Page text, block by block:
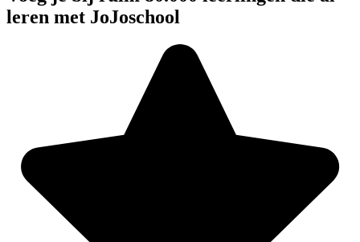
leren met JoJoschool